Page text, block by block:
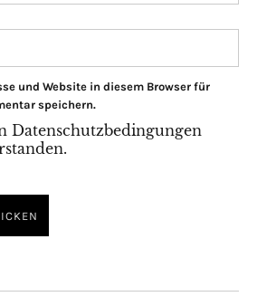
und Website in diesem Browser für
speichern.
Datenschutzbedingungen